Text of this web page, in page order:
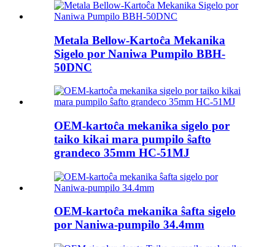
Metala Bellow-Kartoĉa Mekanika
Sigelo por Naniwa Pumpilo BBH-
50DNC
OEM-kartoĉa mekanika sigelo por
taiko kikai mara pumpilo ŝafto
grandeco 35mm HC-51MJ
OEM-kartoĉa mekanika ŝafta sigelo
por Naniwa-pumpilo 34.4mm